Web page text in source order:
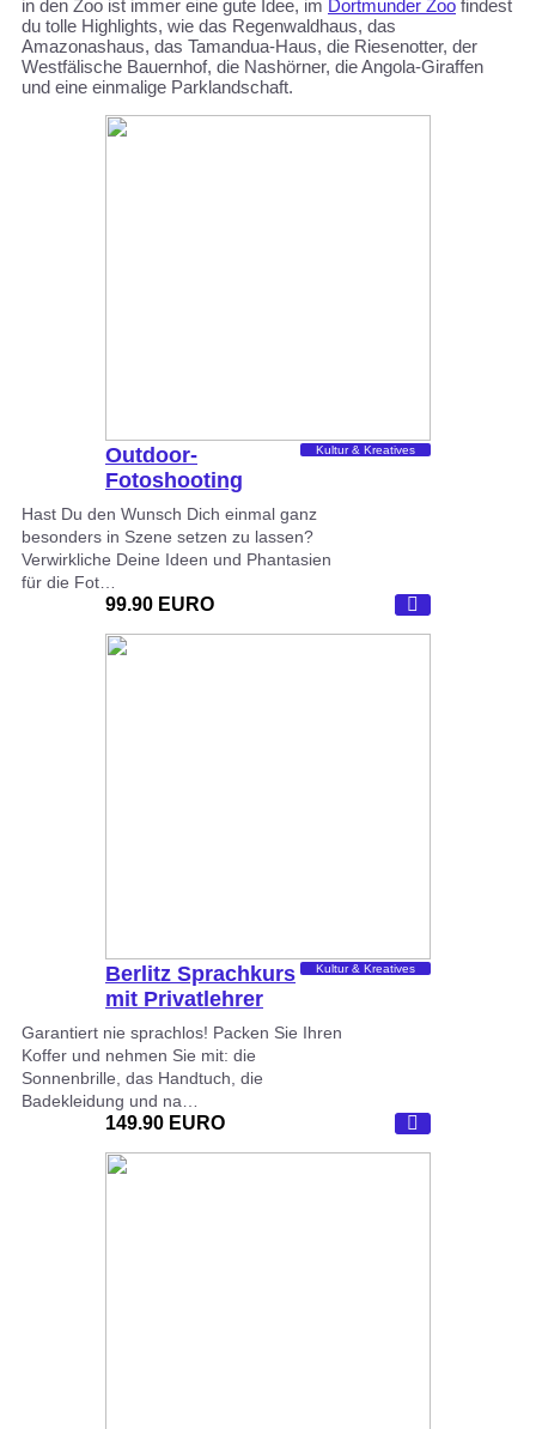
in den Zoo ist immer eine gute Idee, im Dortmunder Zoo findest
du tolle Highlights, wie das Regenwaldhaus, das
Amazonashaus, das Tamandua-Haus, die Riesenotter, der
Westfälische Bauernhof, die Nashörner, die Angola-Giraffen
und eine einmalige Parklandschaft.
Outdoor-
Fotoshooting
Dortmund
Kultur & Kreatives
Hast Du den Wunsch Dich einmal ganz
besonders in Szene setzen zu lassen?
Verwirkliche Deine Ideen und Phantasien
für die Fot…
99.90 EURO
Berlitz Sprachkurs
mit Privatlehrer
Kultur & Kreatives
Garantiert nie sprachlos! Packen Sie Ihren
Koffer und nehmen Sie mit: die
Sonnenbrille, das Handtuch, die
Badekleidung und na…
149.90 EURO